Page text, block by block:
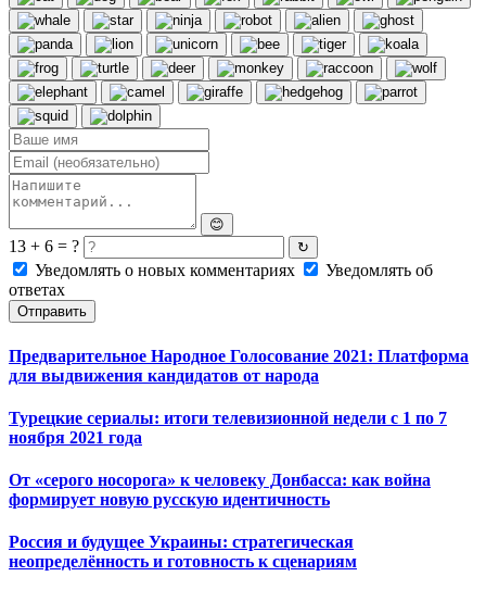
😊
13 + 6 = ? ↻
Уведомлять о новых комментариях
Уведомлять об
ответах
Отправить
Предварительное Народное Голосование 2021: Платформа
для выдвижения кандидатов от народа
Турецкие сериалы: итоги телевизионной недели с 1 по 7
ноября 2021 года
От «серого носорога» к человеку Донбасса: как война
формирует новую русскую идентичность
Россия и будущее Украины: стратегическая
неопределённость и готовность к сценариям